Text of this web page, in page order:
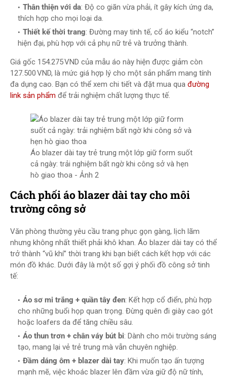
Thân thiện với da: Độ co giãn vừa phải, ít gây kích ứng da,
thích hợp cho mọi loại da.
Thiết kế thời trang: Đường may tinh tế, cổ áo kiểu “notch”
hiện đại, phù hợp với cả phụ nữ trẻ và trưởng thành.
Giá gốc 154.275 VND của mẫu áo này hiện được giảm còn
127.500 VND, là mức giá hợp lý cho một sản phẩm mang tính
đa dụng cao. Bạn có thể xem chi tiết và đặt mua qua đường
link sản phẩm để trải nghiệm chất lượng thực tế.
Áo blazer dài tay trẻ trung một lớp giữ form suốt
cả ngày: trải nghiệm bất ngờ khi công sở và hẹn
hò giao thoa - Ảnh 2
Cách phối áo blazer dài tay cho môi
trường công sở
Văn phòng thường yêu cầu trang phục gọn gàng, lịch lãm
nhưng không nhất thiết phải khô khan. Áo blazer dài tay có thể
trở thành “vũ khí” thời trang khi bạn biết cách kết hợp với các
món đồ khác. Dưới đây là một số gợi ý phối đồ công sở tinh
tế:
Áo sơ mi trắng + quần tây đen: Kết hợp cổ điển, phù hợp
cho những buổi họp quan trọng. Đừng quên đi giày cao gót
hoặc loafers da để tăng chiều sâu.
Áo thun trơn + chân váy bút bi: Dành cho môi trường sáng
tạo, mang lại vẻ trẻ trung mà vẫn chuyên nghiệp.
Đầm dáng ôm + blazer dài tay: Khi muốn tạo ấn tượng
mạnh mẽ, việc khoác blazer lên đầm vừa giữ độ nữ tính,